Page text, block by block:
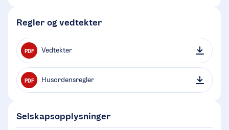
Regler og vedtekter
PDF Vedtekter
PDF Husordensregler
Selskapsopplysninger